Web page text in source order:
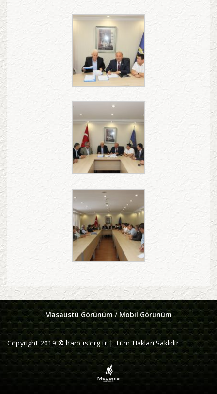
Masaüstü Görünüm/ Mobil Görünüm
Copyright 2019 © harb-is.org.tr | Tüm Hakları Saklıdır.